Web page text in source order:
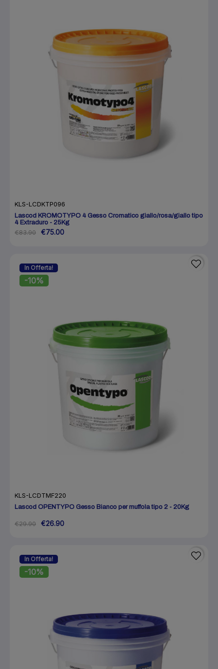
KLS-LCDKTP096
Lascod KROMOTYPO 4 Gesso Cromatico giallo/rosa/giallo tipo
4 Extraduro - 25Kg
€83.90 €75.00
In Offerta!
-10%
KLS-LCDTMF220
Lascod OPENTYPO Gesso Bianco per muffola tipo 2 - 20Kg
€29.90 €26.90
In Offerta!
-10%